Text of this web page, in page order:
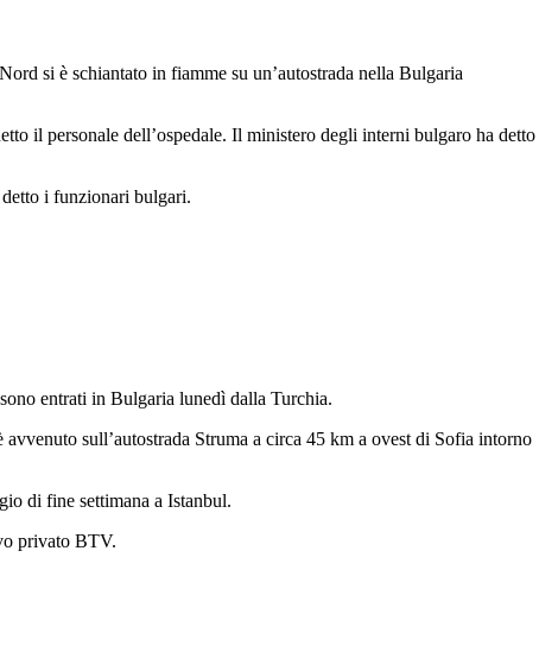
si è schiantato in fiamme su un’autostrada nella Bulgaria
il personale dell’ospedale. Il ministero degli interni bulgaro ha detto
detto i funzionari bulgari.
entrati in Bulgaria lunedì dalla Turchia.
sull’autostrada Struma a circa 45 km a ovest di Sofia intorno
di fine settimana a Istanbul.
privato BTV.